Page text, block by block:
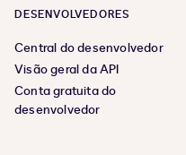
DESENVOLVEDORES
Central do desenvolvedor
Visão geral da API
Conta gratuita do
desenvolvedor